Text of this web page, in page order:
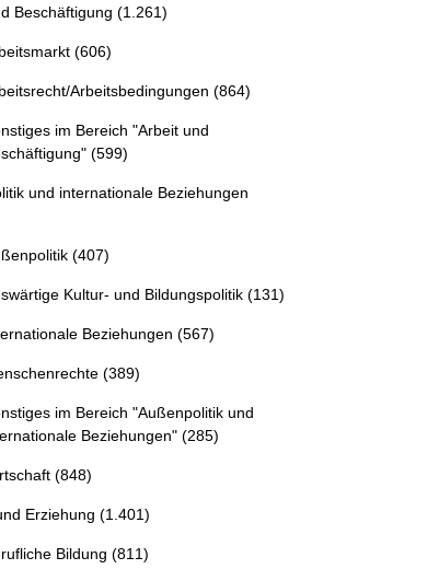
Beschäftigung (1.261)
(606)
Arbeitsbedingungen (864)
im Bereich "Arbeit und
(599)
und internationale Beziehungen
(407)
Kultur- und Bildungspolitik (131)
Beziehungen (567)
(389)
im Bereich "Außenpolitik und
Beziehungen" (285)
(848)
Erziehung (1.401)
Bildung (811)